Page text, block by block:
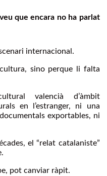
que encara no ha parlat
internacional.
sino perque li falta
valencià d’àmbit
en l’estranger, ni una
exportables, ni
el “relat catalaniste”
pot canviar ràpit.